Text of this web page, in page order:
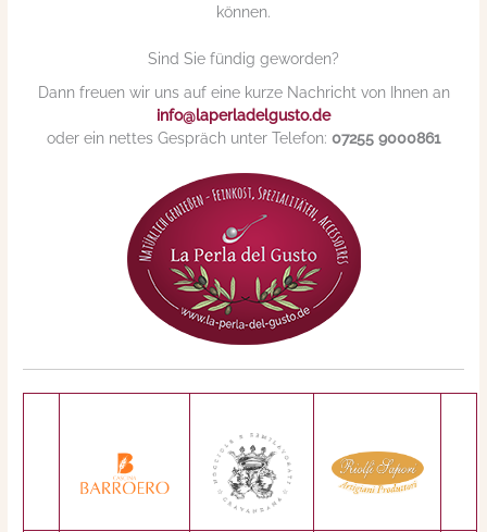
können.
Sind Sie fündig geworden?
Dann freuen wir uns auf eine kurze Nachricht von Ihnen an
info@laperladelgusto.de
oder ein nettes Gespräch unter Telefon: 07255 9000861